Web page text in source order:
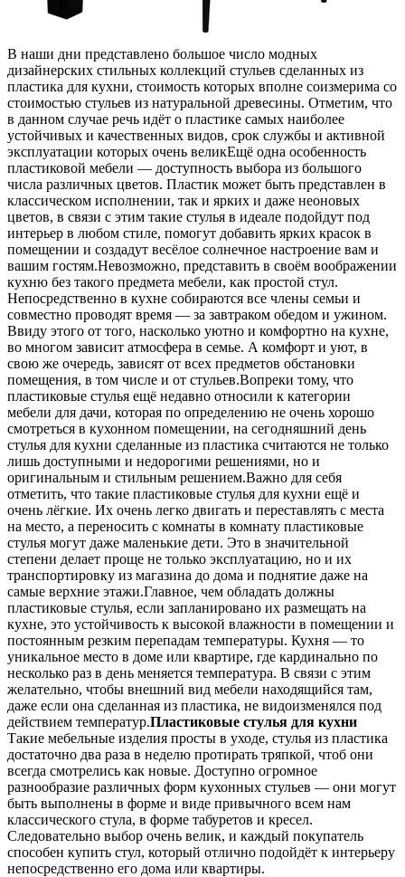
В наши дни представлено большое число модных
дизайнерских стильных коллекций стульев сделанных из
пластика для кухни, стоимость которых вполне соизмерима со
стоимостью стульев из натуральной древесины. Отметим, что
в данном случае речь идёт о пластике самых наиболее
устойчивых и качественных видов, срок службы и активной
эксплуатации которых очень великЕщё одна особенность
пластиковой мебели — доступность выбора из большого
числа различных цветов. Пластик может быть представлен в
классическом исполнении, так и ярких и даже неоновых
цветов, в связи с этим такие стулья в идеале подойдут под
интерьер в любом стиле, помогут добавить ярких красок в
помещении и создадут весёлое солнечное настроение вам и
вашим гостям.Невозможно, представить в своём воображении
кухню без такого предмета мебели, как простой стул.
Непосредственно в кухне собираются все члены семьи и
совместно проводят время — за завтраком обедом и ужином.
Ввиду этого от того, насколько уютно и комфортно на кухне,
во многом зависит атмосфера в семье. А комфорт и уют, в
свою же очередь, зависят от всех предметов обстановки
помещения, в том числе и от стульев.Вопреки тому, что
пластиковые стулья ещё недавно относили к категории
мебели для дачи, которая по определению не очень хорошо
смотреться в кухонном помещении, на сегодняшний день
стулья для кухни сделанные из пластика считаются не только
лишь доступными и недорогими решениями, но и
оригинальным и стильным решением.Важно для себя
отметить, что такие пластиковые стулья для кухни ещё и
очень лёгкие. Их очень легко двигать и переставлять с места
на место, а переносить с комнаты в комнату пластиковые
стулья могут даже маленькие дети. Это в значительной
степени делает проще не только эксплуатацию, но и их
транспортировку из магазина до дома и поднятие даже на
самые верхние этажи.Главное, чем обладать должны
пластиковые стулья, если запланировано их размещать на
кухне, это устойчивость к высокой влажности в помещении и
постоянным резким перепадам температуры. Кухня — то
уникальное место в доме или квартире, где кардинально по
несколько раз в день меняется температура. В связи с этим
желательно, чтобы внешний вид мебели находящийся там,
даже если она сделанная из пластика, не видоизменялся под
действием температур.Пластиковые стулья для кухни
Такие мебельные изделия просты в уходе, стулья из пластика
достаточно два раза в неделю протирать тряпкой, чтоб они
всегда смотрелись как новые. Доступно огромное
разнообразие различных форм кухонных стульев — они могут
быть выполнены в форме и виде привычного всем нам
классического стула, в форме табуретов и кресел.
Следовательно выбор очень велик, и каждый покупатель
способен купить стул, который отлично подойдёт к интерьеру
непосредственно его дома или квартиры.